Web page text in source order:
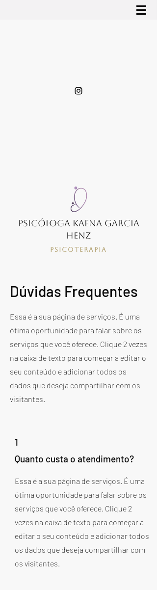
Psicóloga Kaena Garcia
Henz
Psicoterapia
Dúvidas Frequentes
Essa é a sua página de serviços. É uma
ótima oportunidade para falar sobre os
serviços que você oferece. Clique 2 vezes
na caixa de texto para começar a editar o
seu conteúdo e adicionar todos os
dados que deseja compartilhar com os
visitantes.
1
Quanto custa o atendimento?
Essa é a sua página de serviços. É uma
ótima oportunidade para falar sobre os
serviços que você oferece. Clique 2
vezes na caixa de texto para começar a
editar o seu conteúdo e adicionar todos
os dados que deseja compartilhar com
os visitantes.